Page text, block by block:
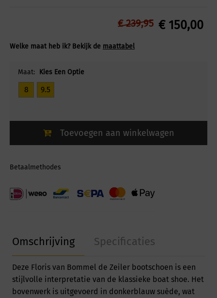
€150,00
€239,95
Welke maat heb ik? Bekijk de maattabel
Maat: Kies Een Optie
8 9.5
Toevoegen aan winkelwagen
Betaalmethodes
Omschrijving Specificaties
Deze Floris van Bommel de Zeiler bootschoen is een
stijlvolle interpretatie van de klassieke boat shoe. Het
bovenwerk is uitgevoerd in donkerblauw suède, wat